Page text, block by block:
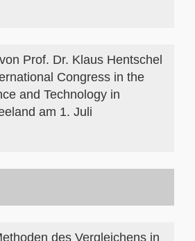
Prof. Dr. Klaus Hentschel
Congress in the
and Technology in
am 1. Juli
des Vergleichens in